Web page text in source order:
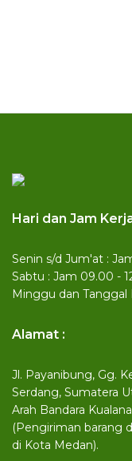
Hari dan Jam
Senin s/d Jum'at :
Sabtu : Jam 09.00 -
Minggu dan Tanggal
Alamat :
Jl. Payanibung, Gg.
Serdang, Sumatera
Arah Bandara
(Pengiriman barang
di Kota Medan).